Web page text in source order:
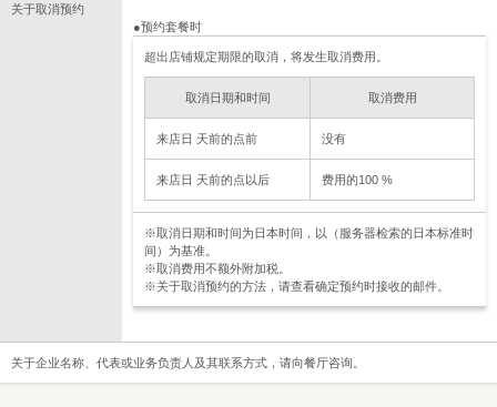
关于取消预约
●预约套餐时
超出店铺规定期限的取消，将发生取消费用。
取消日期和时间 取消费用
来店日 天前的点前 没有
来店日 天前的点以后 费用的100 %
※取消日期和时间为日本时间，以（服务器检索的日本标准时
间）为基准。
※取消费用不额外附加税。
※关于取消预约的方法，请查看确定预约时接收的邮件。
关于企业名称、代表或业务负责人及其联系方式，请向餐厅咨询。